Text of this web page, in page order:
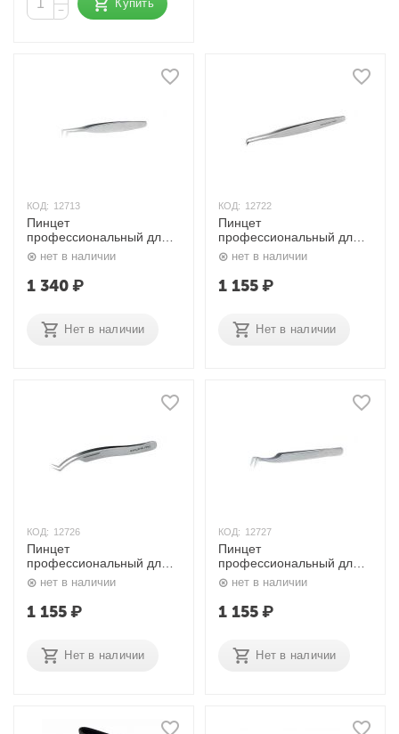
−
Купить
КОД: 12713
Пинцет
профессиональный для
ресниц Expert 40 TYPE 4
Staleks
нет в наличии
1 340₽
Нет в наличии
КОД: 12722
Пинцет
профессиональный для
ресниц Expert 40 TYPE 2
Staleks
нет в наличии
1 155₽
Нет в наличии
КОД: 12726
Пинцет
профессиональный для
ресниц Expert 41 TYPE 2
Staleks
нет в наличии
1 155₽
Нет в наличии
КОД: 12727
Пинцет
профессиональный для
ресниц Expert 41 TYPE 6
Staleks
нет в наличии
1 155₽
Нет в наличии